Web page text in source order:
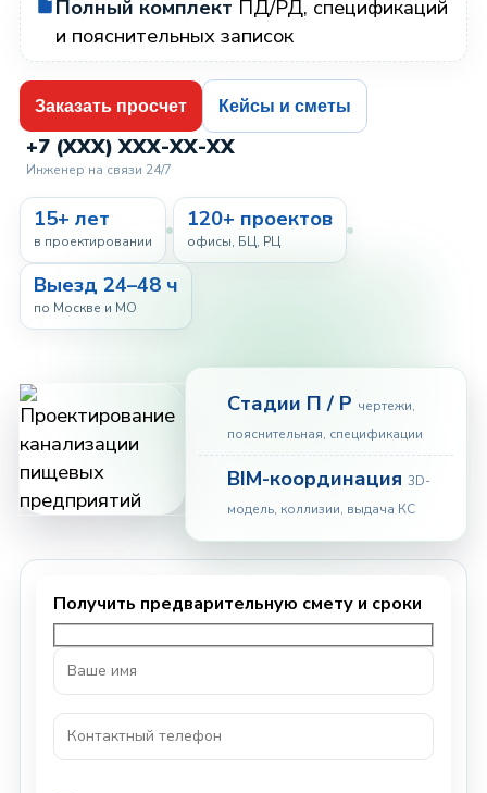
Полный комплект ПД/РД, спецификаций
и пояснительных записок
Заказать просчет Кейсы и сметы
+7 (XXX) XXX-XX-XX
Инженер на связи 24/7
15+ лет
в проектировании
120+ проектов
офисы, БЦ, РЦ
Выезд 24–48 ч
по Москве и МО
Стадии П / Р чертежи,
пояснительная, спецификации
BIM-координация 3D-
модель, коллизии, выдача КС